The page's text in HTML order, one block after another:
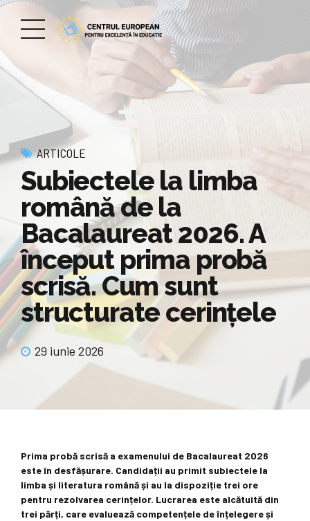
ARTICOLE
Subiectele la limba
română de la
Bacalaureat 2026. A
început prima probă
scrisă. Cum sunt
structurate cerințele
29 iunie 2026
Prima probă scrisă a examenului de Bacalaureat 2026
este în desfășurare. Candidații au primit subiectele la
limba și literatura română și au la dispoziție trei ore
pentru rezolvarea cerințelor. Lucrarea este alcătuită din
trei părți, care evaluează competențele de înțelegere și